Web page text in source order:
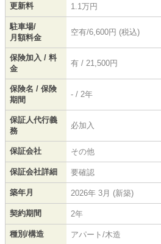
更新料 1.1万円
駐車場/
月額料金
空有/6,600円 (税込)
保険加入 / 料
金
有 / 21,500円
保険名 / 保険
期間
- / 2年
保証人代行義
務
必加入
保証会社 その他
保証会社詳細 要確認
築年月 2026年 3月 (新築)
契約期間 2年
種別/構造 アパート/木造